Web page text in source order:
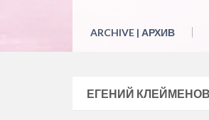
ARCHIVE | АРХИВ
ЕГЕНИЙ КЛЕЙМЕНОВ